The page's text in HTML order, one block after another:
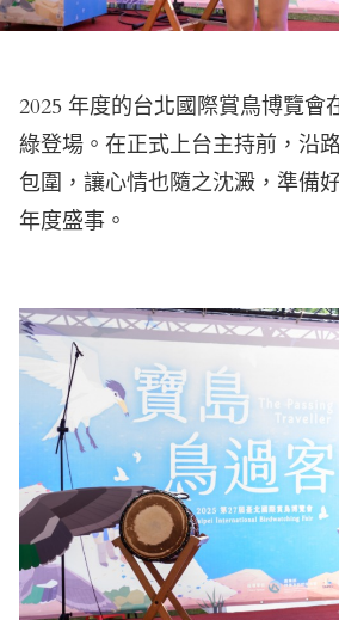
2025 年度的台北國際賞鳥博覽會
綠登場。在正式上台主持前，沿
包圍，讓心情也隨之沈澱，準備
年度盛事。